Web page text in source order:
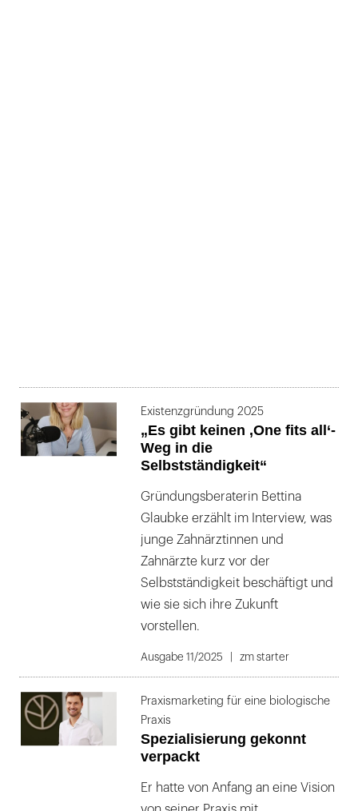
Existenzgründung 2025
„Es gibt keinen ‚One fits all‘-
Weg in die
Selbstständigkeit“
Gründungsberaterin Bettina
Glaubke erzählt im Interview, was
junge Zahnärztinnen und
Zahnärzte kurz vor der
Selbstständigkeit beschäftigt und
wie sie sich ihre Zukunft
vorstellen.
Ausgabe 11/2025 zm starter
Praxismarketing für eine biologische
Praxis
Spezialisierung gekonnt
verpackt
Er hatte von Anfang an eine Vision